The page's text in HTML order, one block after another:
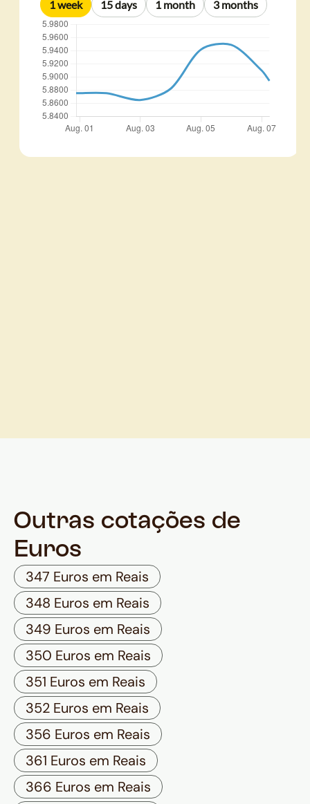
Outras cotações de
Euros
347 Euros em Reais
348 Euros em Reais
349 Euros em Reais
350 Euros em Reais
351 Euros em Reais
352 Euros em Reais
356 Euros em Reais
361 Euros em Reais
366 Euros em Reais